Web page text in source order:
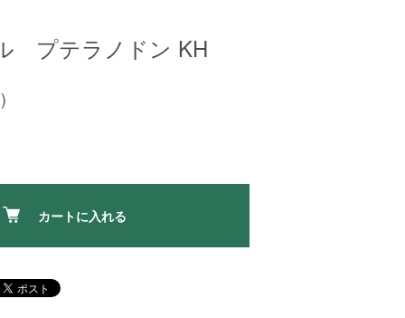
プテラノドン KH
カートに入れる